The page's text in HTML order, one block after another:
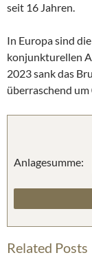
seit 16 Jahren.
In Europa sind
konjunkturellen
2023 sank das
überraschend um
Anlagesumme:
Related Posts